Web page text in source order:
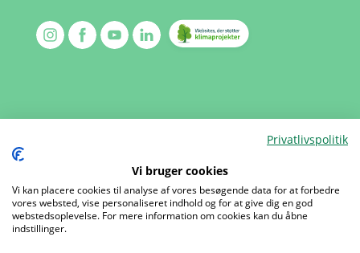
Udgivelser
Love og regler
Job
Sites
Privatlivspolitik
Vi bruger cookies
Vi kan placere cookies til analyse af vores besøgende data for at forbedre
vores websted, vise personaliseret indhold og for at give dig en god
webstedsoplevelse. For mere information om cookies kan du åbne
indstillinger.